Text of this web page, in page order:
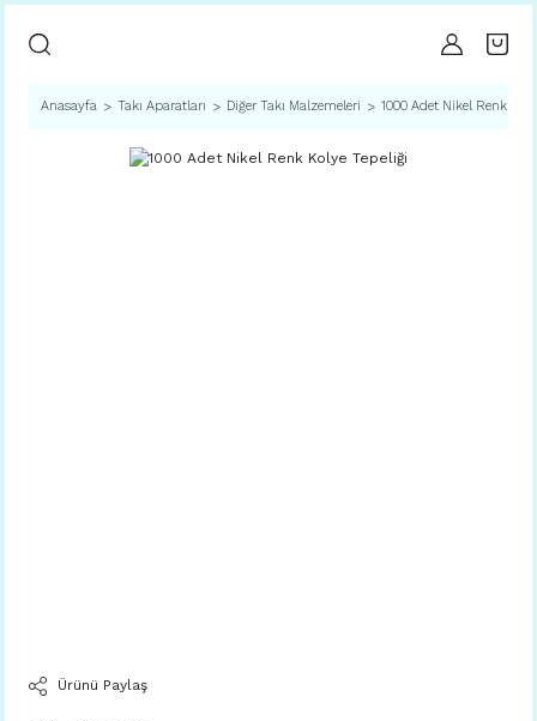
Anasayfa Takı Aparatları Diğer Takı Malzemeleri 1000 Adet Nikel Renk
Ürünü Paylaş